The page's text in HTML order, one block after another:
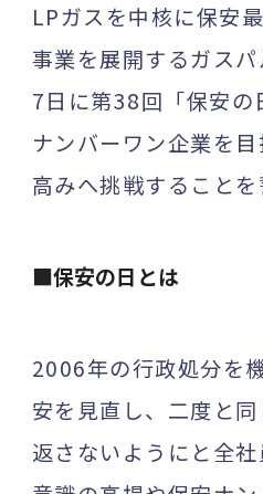
LPガスを中核に保安
事業を展開するガス
7日に第38回「保安の
ナンバーワン企業を
高みへ挑戦することを
■保安の日とは
2006年の行政処分を
安を見直し、二度と
返さないようにと全